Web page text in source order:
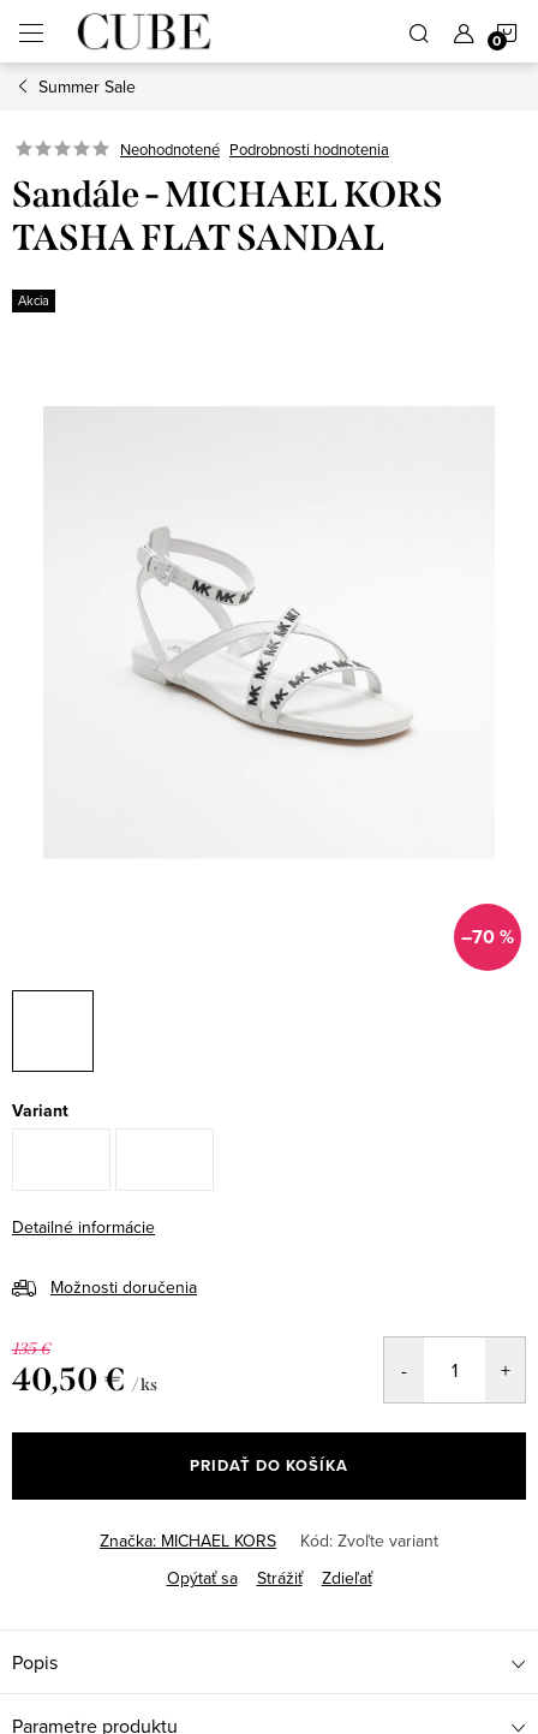
obsah
Summer Sale
Neohodnotené Podrobnosti hodnotenia
Sandále - MICHAEL KORS
TASHA FLAT SANDAL
Akcia
–70 %
Variant
Detailné informácie
Možnosti doručenia
135 €
40,50 € / ks
cena:
PRIDAŤ DO KOŠÍKA
Značka: MICHAEL KORS Kód: Zvoľte variant
Opýtať sa
Strážiť Zdieľať
Popis
Parametre produktu